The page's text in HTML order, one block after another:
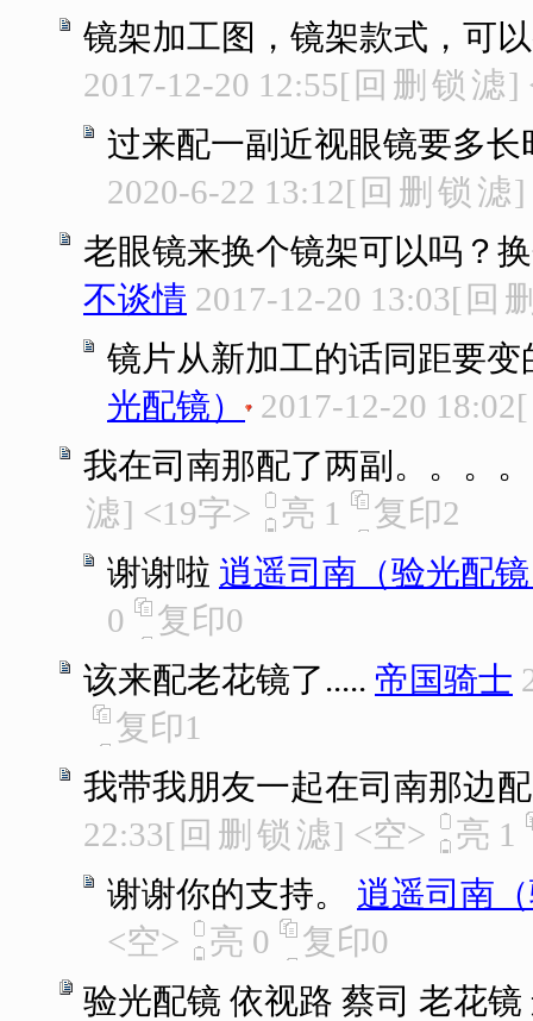
镜架加工图，镜架款式，可
2017-12-20 12:55[ 回 删 锁 滤]
过来配一副近视眼镜要多
2020-6-22 13:12[ 回 删 锁 滤]
老眼镜来换个镜架可以吗？
不谈情 2017-12-20 13:03[ 回
镜片从新加工的话同距要
光配镜）
2017-12-20 18:02[
我在司南那配了两副。。。。
滤] <19字> 亮 1 复印2
谢谢啦 逍遥司南（验光配
0
复印0
该来配老花镜了..... 帝国骑士
复印1
我带我朋友一起在司南那边
22:33[ 回 删 锁 滤] <空> 亮 1
谢谢你的支持。
逍遥司南
<空>
亮 0 复印0
验光配镜 依视路 蔡司 老花